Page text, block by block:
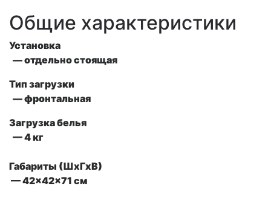
Общие характеристики
Установка
— отдельно стоящая
Тип загрузки
— фронтальная
Загрузка белья
— 4 кг
Габариты (ШxГxВ)
— 42x42x71 см